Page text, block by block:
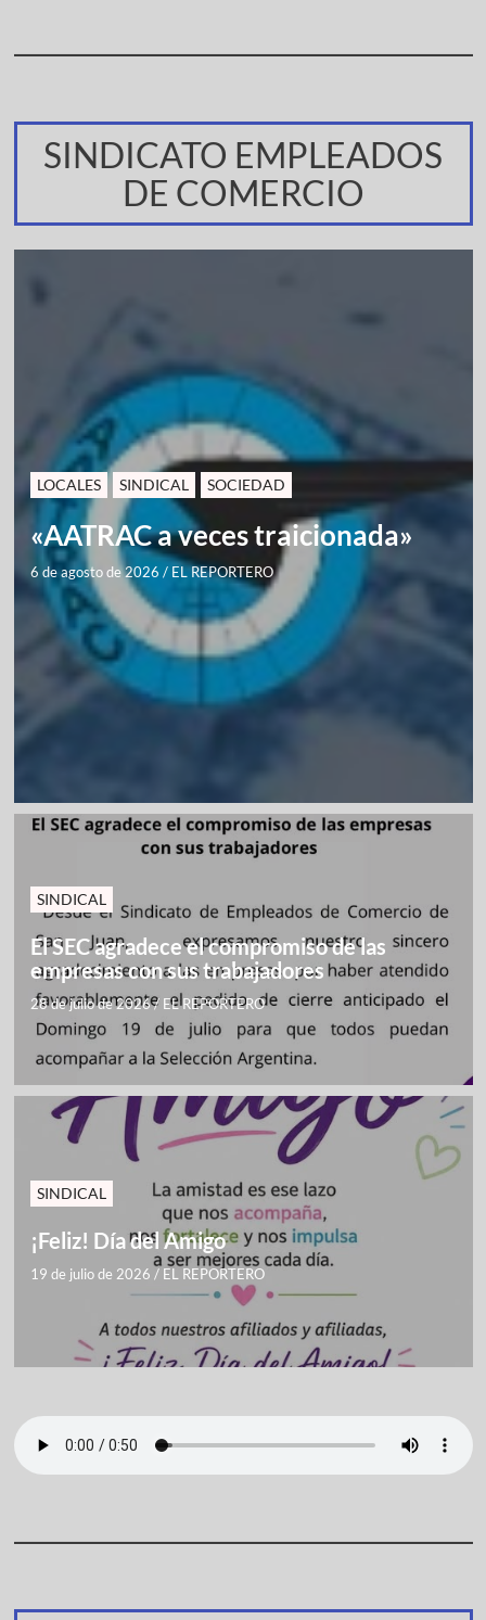
SINDICATO EMPLEADOS
DE COMERCIO
LOCALES SINDICAL SOCIEDAD
«AATRAC a veces traicionada»
6 de agosto de 2026 / EL REPORTERO
SINDICAL
El SEC agradece el compromiso de las
empresas con sus trabajadores
28 de julio de 2026/ EL REPORTERO
SINDICAL
¡Feliz! Día del Amigo
19 de julio de 2026 / EL REPORTERO